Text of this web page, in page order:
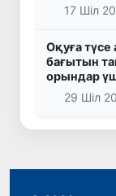
17 Шіл
Оқуға түсе
бағытын
орындар
29 Шіл